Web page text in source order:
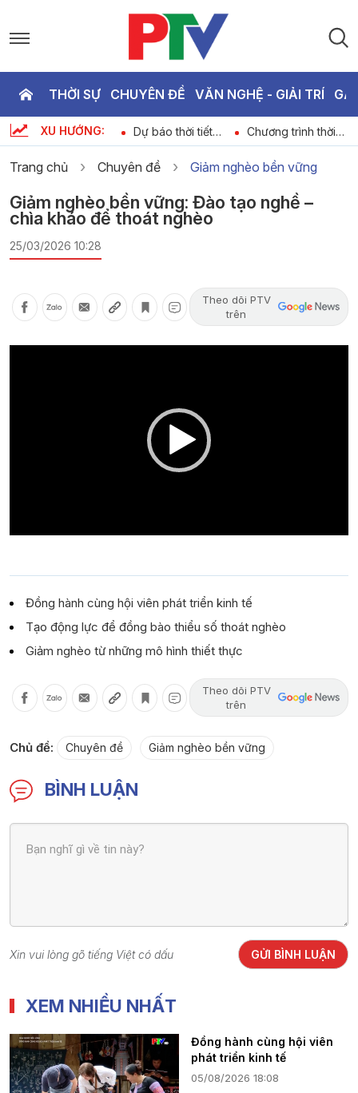
THỜI SỰ CHUYÊN ĐỀ VĂN NGHỆ - GIẢI TRÍ
XU HƯỚNG:
Bản tin thể thao
ngày 07-08-2026
Dự báo thời tiết
ngày 07-08-2026
Chương trình thời
sự ngày 07-08-
2026
Trang chủ Chuyên đề Giảm nghèo bền vững
Giảm nghèo bền vững: Đào tạo nghề –
chìa kháo để thoát nghèo
25/03/2026 10:28
Theo dõi PTV
trên
Đồng hành cùng hội viên phát triển kinh tế
Tạo động lực để đồng bào thiểu số thoát nghèo
Giảm nghèo từ những mô hình thiết thực
Theo dõi PTV
trên
Chủ đề: Chuyên đề Giảm nghèo bền vững
BÌNH LUẬN
Xin vui lòng gõ tiếng Việt có dấu GỬI BÌNH LUẬN
XEM NHIỀU NHẤT
Đồng hành cùng hội viên
phát triển kinh tế
05/08/2026 18:08